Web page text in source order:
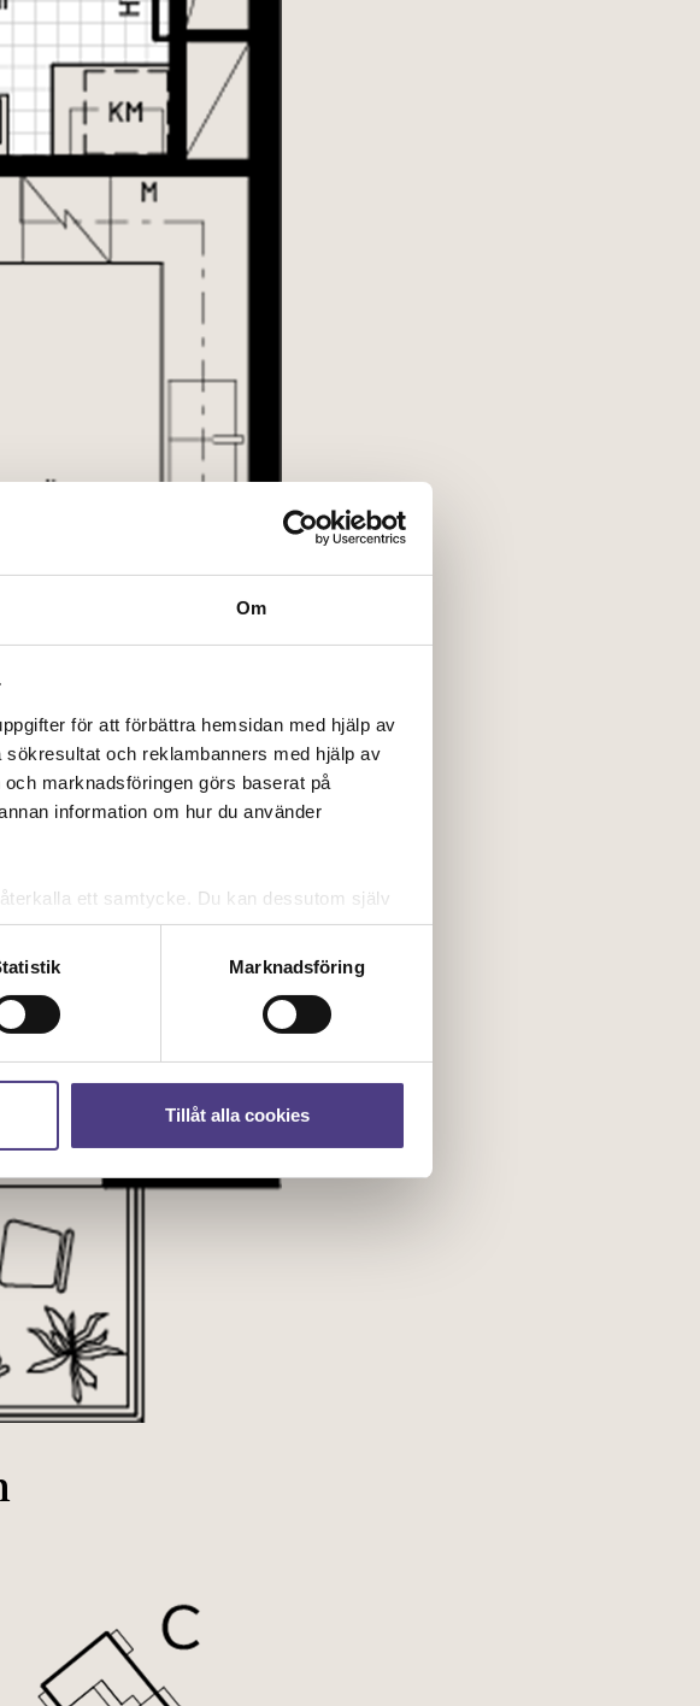
Om
för att förbättra hemsidan med hjälp av
och reklambanners med hjälp av
och marknadsföringen görs baserat på
information om hur du använder
ett samtycke. Du kan dessutom själv
Marknadsföring
Tillåt alla cookies